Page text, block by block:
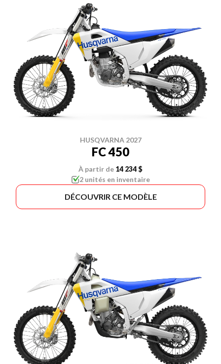
HUSQVARNA 2027
FC 450
À partir de 14 234 $
2 unités en inventaire
DÉCOUVRIR CE MODÈLE